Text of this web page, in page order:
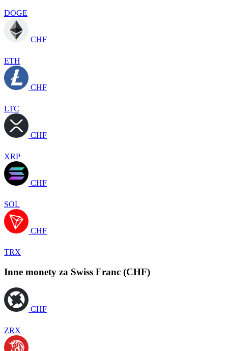
DOGE
CHF
ETH
CHF
LTC
CHF
XRP
CHF
SOL
CHF
TRX
Inne monety za Swiss Franc (CHF)
CHF
ZRX